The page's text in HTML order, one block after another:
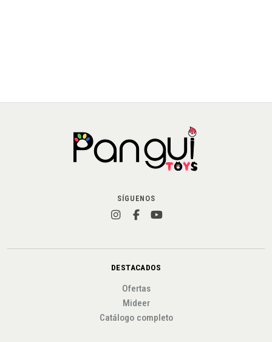
SÍGUENOS
DESTACADOS
Ofertas
Mideer
Catálogo completo